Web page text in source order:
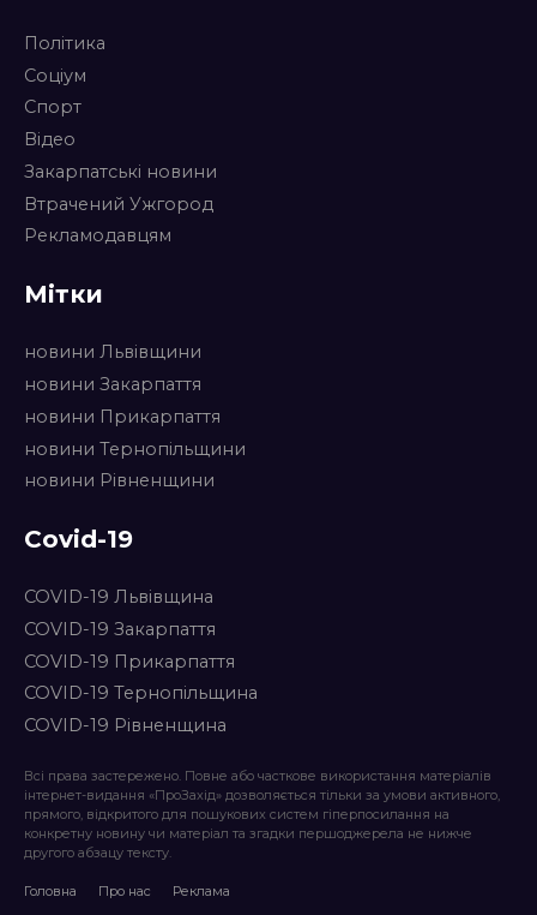
Політика
Соціум
Спорт
Відео
Закарпатські новини
Втрачений Ужгород
Рекламодавцям
Мітки
новини Львівщини
новини Закарпаття
новини Прикарпаття
новини Тернопільщини
новини Рівненщини
Covid-19
COVID-19 Львівщина
COVID-19 Закарпаття
COVID-19 Прикарпаття
COVID-19 Тернопільщина
COVID-19 Рівненщина
Всі права застережено. Повне або часткове використання матеріалів
інтернет-видання «ПроЗахід» дозволяється тільки за умови активного,
прямого, відкритого для пошукових систем гіперпосилання на
конкретну новину чи матеріал та згадки першоджерела не нижче
другого абзацу тексту.
Головна Про нас Реклама